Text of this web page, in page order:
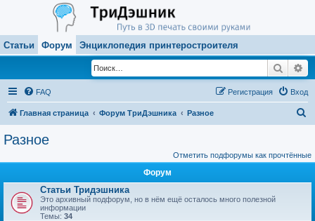
Статьи Форум Энциклопедия принтеростроителя
Поиск
FAQ Вход
Регистрация
Главная страница Форум ТриДэшника Разное
с
Разное
Отметить подфорумы как прочтённые
Форум
Статьи Тридэшника
Это архивный подфорум, но в нём ещё осталось много полезной
информации
Темы: 34